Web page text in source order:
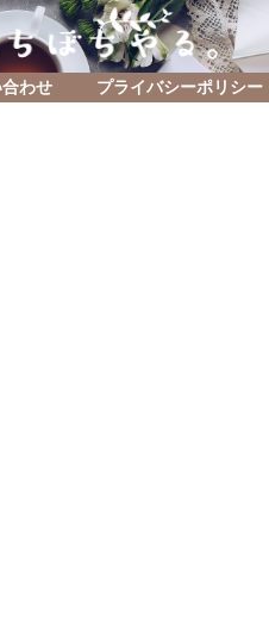
わせ プライバシーポリシー